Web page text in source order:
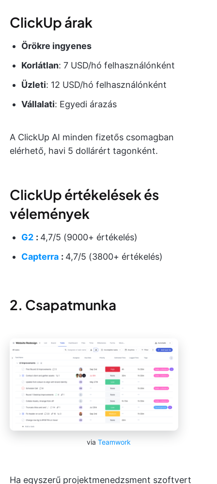
ClickUp árak
Örökre ingyenes
Korlátlan: 7 USD/hó felhasználónként
Üzleti: 12 USD/hó felhasználónként
Vállalati: Egyedi árazás
A ClickUp AI minden fizetős csomagban
elérhető, havi 5 dollárért tagonként.
ClickUp értékelések és
vélemények
G2 : 4,7/5 (9000+ értékelés)
Capterra : 4,7/5 (3800+ értékelés)
2. Csapatmunka
via Teamwork
Ha egyszerű projektmenedzsment szoftvert